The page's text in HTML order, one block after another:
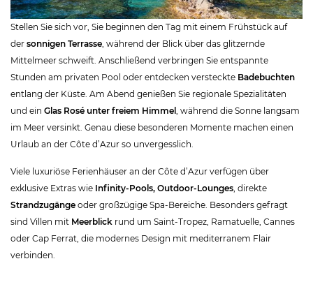
Stellen Sie sich vor, Sie beginnen den Tag mit einem Frühstück auf
der sonnigen Terrasse, während der Blick über das glitzernde
Mittelmeer schweift. Anschließend verbringen Sie entspannte
Stunden am privaten Pool oder entdecken versteckte Badebuchten
entlang der Küste. Am Abend genießen Sie regionale Spezialitäten
und ein Glas Rosé unter freiem Himmel , während die Sonne langsam
im Meer versinkt. Genau diese besonderen Momente machen einen
Urlaub an der Côte d’Azur so unvergesslich.
Viele luxuriöse Ferienhäuser an der Côte d’Azur verfügen über
exklusive Extras wie Infinity-Pools, Outdoor-Lounges, direkte
Strandzugänge oder großzügige Spa-Bereiche. Besonders gefragt
sind Villen mit Meerblick rund um Saint-Tropez, Ramatuelle, Cannes
oder Cap Ferrat, die modernes Design mit mediterranem Flair
verbinden.